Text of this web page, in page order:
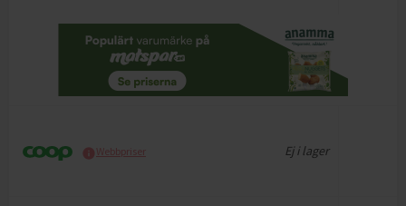
Webbpriser Ej i lager